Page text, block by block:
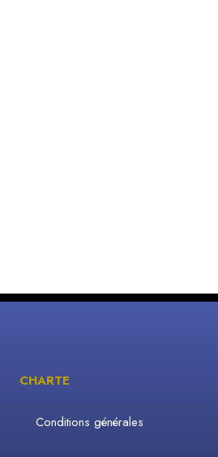
CHARTE
Conditions générales